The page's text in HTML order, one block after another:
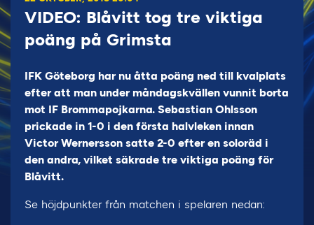
VIDEO: Blåvitt tog tre viktiga
poäng på Grimsta
IFK Göteborg har nu åtta poäng ned till kvalplats
efter att man under måndagskvällen vunnit borta
mot IF Brommapojkarna. Sebastian Ohlsson
prickade in 1-0 i den första halvleken innan
Victor Wernersson satte 2-0 efter en soloräd i
den andra, vilket säkrade tre viktiga poäng för
Blåvitt.
Se höjdpunkter från matchen i spelaren nedan: